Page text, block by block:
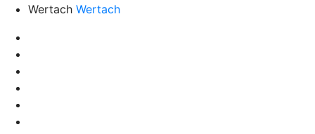
Wertach Wertach